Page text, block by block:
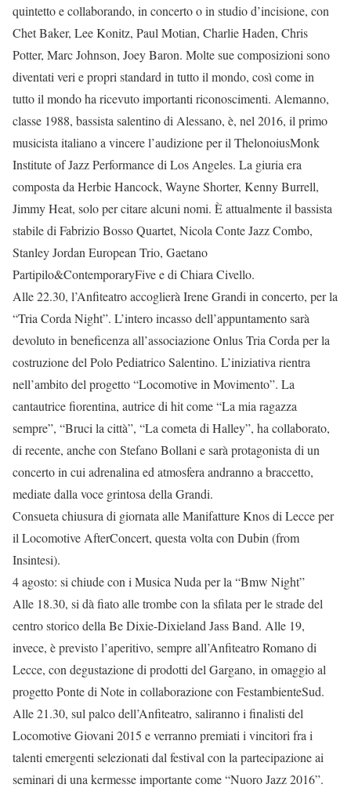
quintetto e collaborando, in concerto o in studio d’incisione, con
Chet Baker, Lee Konitz, Paul Motian, Charlie Haden, Chris
Potter, Marc Johnson, Joey Baron. Molte sue composizioni sono
diventati veri e propri standard in tutto il mondo, così come in
tutto il mondo ha ricevuto importanti riconoscimenti. Alemanno,
classe 1988, bassista salentino di Alessano, è, nel 2016, il primo
musicista italiano a vincere l’audizione per il ThelonoiusMonk
Institute of Jazz Performance di Los Angeles. La giuria era
composta da Herbie Hancock, Wayne Shorter, Kenny Burrell,
Jimmy Heat, solo per citare alcuni nomi. È attualmente il bassista
stabile di Fabrizio Bosso Quartet, Nicola Conte Jazz Combo,
Stanley Jordan European Trio, Gaetano
Partipilo&ContemporaryFive e di Chiara Civello.
Alle 22.30, l’Anfiteatro accoglierà Irene Grandi in concerto, per la
“Tria Corda Night”. L’intero incasso dell’appuntamento sarà
devoluto in beneficenza all’associazione Onlus Tria Corda per la
costruzione del Polo Pediatrico Salentino. L’iniziativa rientra
nell’ambito del progetto “Locomotive in Movimento”. La
cantautrice fiorentina, autrice di hit come “La mia ragazza
sempre”, “Bruci la città”, “La cometa di Halley”, ha collaborato,
di recente, anche con Stefano Bollani e sarà protagonista di un
concerto in cui adrenalina ed atmosfera andranno a braccetto,
mediate dalla voce grintosa della Grandi.
Consueta chiusura di giornata alle Manifatture Knos di Lecce per
il Locomotive AfterConcert, questa volta con Dubin (from
Insintesi).
4 agosto: si chiude con i Musica Nuda per la “Bmw Night”
Alle 18.30, si dà fiato alle trombe con la sfilata per le strade del
centro storico della Be Dixie-Dixieland Jass Band. Alle 19,
invece, è previsto l’aperitivo, sempre all’Anfiteatro Romano di
Lecce, con degustazione di prodotti del Gargano, in omaggio al
progetto Ponte di Note in collaborazione con FestambienteSud.
Alle 21.30, sul palco dell’Anfiteatro, saliranno i finalisti del
Locomotive Giovani 2015 e verranno premiati i vincitori fra i
talenti emergenti selezionati dal festival con la partecipazione ai
seminari di una kermesse importante come “Nuoro Jazz 2016”.